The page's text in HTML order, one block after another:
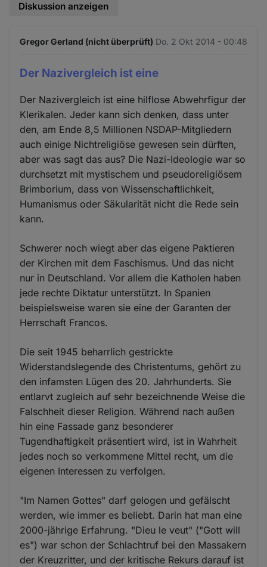
Diskussion anzeigen
Gregor Gerland (nicht überprüft) Do. 2 Okt 2014 - 00:48
Der Nazivergleich ist eine
Der Nazivergleich ist eine hilflose Abwehrfigur der
Klerikalen. Jeder kann sich denken, dass unter
den, am Ende 8,5 Millionen NSDAP-Mitgliedern
auch einige Nichtreligiöse gewesen sein dürften,
aber was sagt das aus? Die Nazi-Ideologie war so
durchsetzt mit mystischem und pseudoreligiösem
Brimborium, dass von Wissenschaftlichkeit,
Humanismus oder Säkularität nicht die Rede sein
kann.
Schwerer noch wiegt aber das eigene Paktieren
der Kirchen mit dem Faschismus. Und das nicht
nur in Deutschland. Vor allem die Katholen haben
jede rechte Diktatur unterstützt. In Spanien
beispielsweise waren sie eine der Garanten der
Herrschaft Francos.
Die seit 1945 beharrlich gestrickte
Widerstandslegende des Christentums, gehört zu
den infamsten Lügen des 20. Jahrhunderts. Sie
entlarvt zugleich auf sehr bezeichnende Weise die
Falschheit dieser Religion. Während nach außen
hin eine Fassade ganz besonderer
Tugendhaftigkeit präsentiert wird, ist in Wahrheit
jedes noch so verkommene Mittel recht, um die
eigenen Interessen zu verfolgen.
"Im Namen Gottes" darf gelogen und gefälscht
werden, wie immer es beliebt. Darin hat man eine
2000-jährige Erfahrung. "Dieu le veut" ("Gott will
es") war schon der Schlachtruf bei den Massakern
der Kreuzritter, und der kritische Rekurs darauf ist